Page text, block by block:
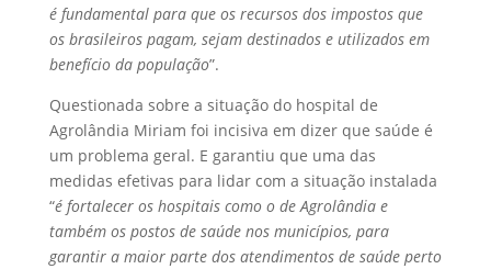
é fundamental para que os recursos dos impostos que
os brasileiros pagam, sejam destinados e utilizados em
benefício da população”.
Questionada sobre a situação do hospital de
Agrolândia Miriam foi incisiva em dizer que saúde é
um problema geral. E garantiu que uma das
medidas efetivas para lidar com a situação instalada
“é fortalecer os hospitais como o de Agrolândia e
também os postos de saúde nos municípios, para
garantir a maior parte dos atendimentos de saúde perto